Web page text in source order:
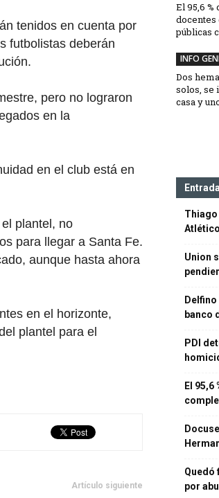
tenidos en cuenta por
futbolistas deberán
pero no lograron
en la
en el club está en
plantel, no
para llegar a Santa Fe.
aunque hasta ahora
en el horizonte,
plantel para el
Artículo siguiente
El 95,6 %
docentes
públicas
INFO
Dos
solos, se
casa y
Thiago
Union
banco
PDI
El
Quedó
por